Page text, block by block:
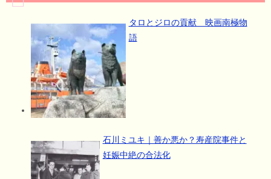
タロとジロの貢献 映画南極物
語
石川ミユキ｜善か悪か？寿産院事件と
妊娠中絶の合法化